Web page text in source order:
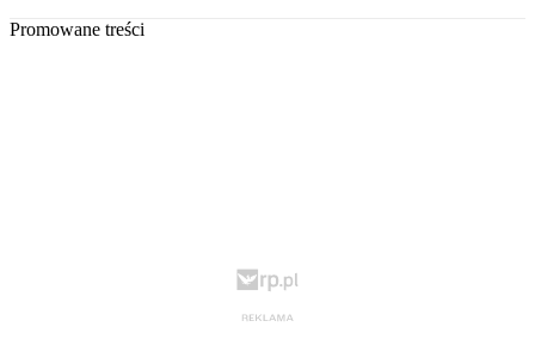
Promowane treści